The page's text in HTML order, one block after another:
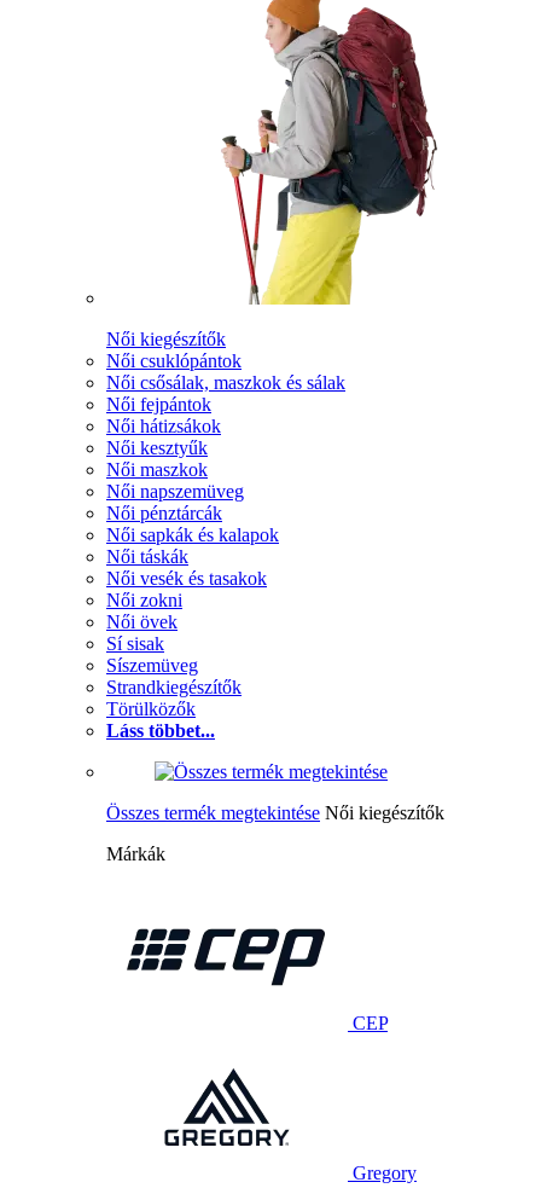
Női kiegészítők
Női csuklópántok
Női csősálak, maszkok és sálak
Női fejpántok
Női hátizsákok
Női kesztyűk
Női maszkok
Női napszemüveg
Női pénztárcák
Női sapkák és kalapok
Női táskák
Női vesék és tasakok
Női zokni
Női övek
Sí sisak
Síszemüveg
Strandkiegészítők
Törülközők
Láss többet...
Összes termék megtekintése Női kiegészítők
Márkák
CEP
Gregory